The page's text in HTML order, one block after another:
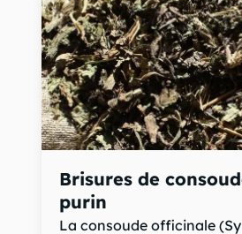
Brisures de
purin
La consoude officinale